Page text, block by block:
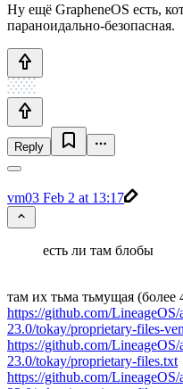
Ну ещё GrapheneOS есть,
параноидально-безопасная.
Reply
vm03 Feb 2 at 13:17
есть ли там блобы
там их тьма тьмущая (более
https://github.com/
23.0/tokay/proprietary-files-
https://github.com/
23.0/tokay/proprietary-files.txt
https://github.com/